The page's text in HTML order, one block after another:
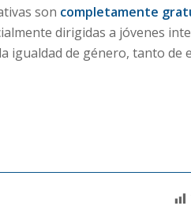
son completamente
dirigidas a jóvenes
igualdad de género, tanto